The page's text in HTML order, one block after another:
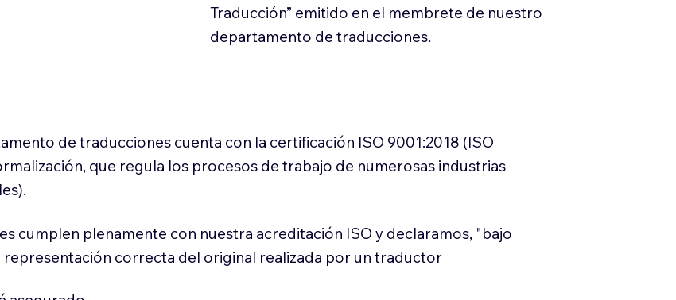
Traducción” emitido en el membrete de nuestro
departamento de traducciones.
de traducciones cuenta con la certificación ISO 9001:2018 (ISO
que regula los procesos de trabajo de numerosas industrias
cumplen plenamente con nuestra acreditación ISO y declaramos, "bajo
representación correcta del original realizada por un traductor